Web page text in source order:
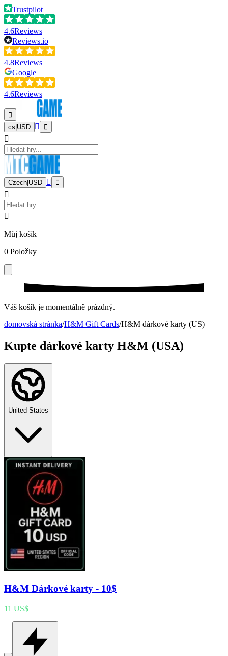
Trustpilot
4.6Reviews
Reviews.io
4.8Reviews
Google
4.6Reviews
cs USD
Czech USD
Můj košík
0 Položky
Váš košík je momentálně prázdný.
domovská stránka/H&M Gift Cards/H&M dárkové karty (US)
Kupte dárkové karty H&M (USA)
United States
H&M Dárkové karty - 10$
11 US$